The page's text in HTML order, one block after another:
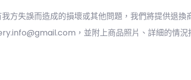
方失誤而造成的損壞或其他問題，我們將提供退
，並附上商品照片、詳細的情況